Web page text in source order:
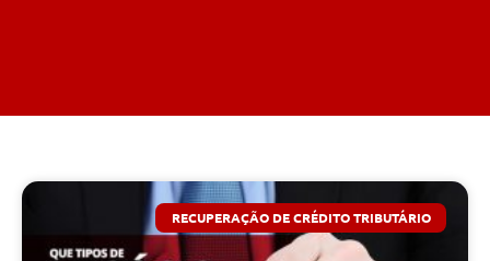
RECUPERAÇÃO DE CRÉDITO TRIBUTÁRIO